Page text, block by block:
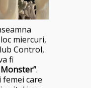
miercuri,
Control,
fi
Monster”.
care